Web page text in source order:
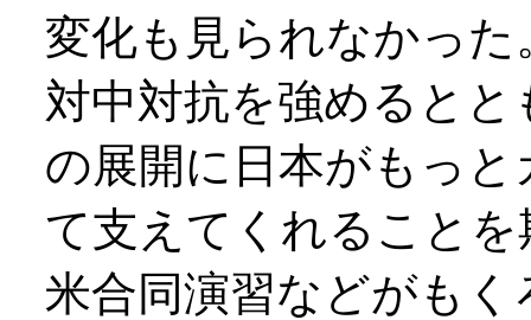
変化も見られなかっ
対中対抗を強めると
の展開に日本がもっ
て支えてくれること
米合同演習などがも